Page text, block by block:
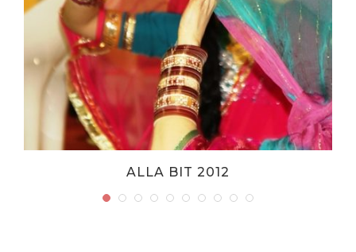
ALLA BIT 2012